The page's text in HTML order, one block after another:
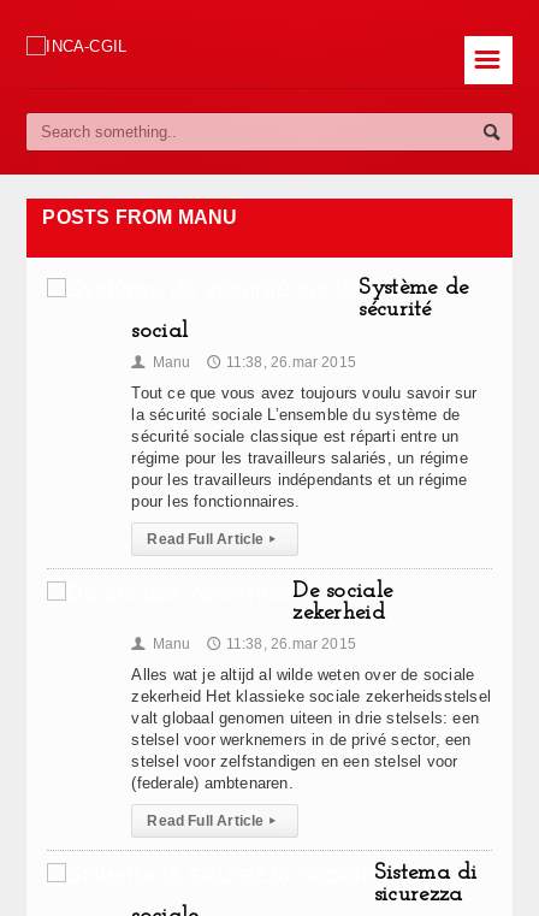
☰
POSTS FROM MANU
Système de
sécurité
social
👤 Manu 🕔 11:38, 26.mar 2015
Tout ce que vous avez toujours voulu savoir sur
la sécurité sociale L’ensemble du système de
sécurité sociale classique est réparti entre un
régime pour les travailleurs salariés, un régime
pour les travailleurs indépendants et un régime
pour les fonctionnaires.
Read Full Article ▸
De sociale
zekerheid
👤 Manu 🕔 11:38, 26.mar 2015
Alles wat je altijd al wilde weten over de sociale
zekerheid Het klassieke sociale zekerheidsstelsel
valt globaal genomen uiteen in drie stelsels: een
stelsel voor werknemers in de privé sector, een
stelsel voor zelfstandigen en een stelsel voor
(federale) ambtenaren.
Read Full Article ▸
Sistema di
sicurezza